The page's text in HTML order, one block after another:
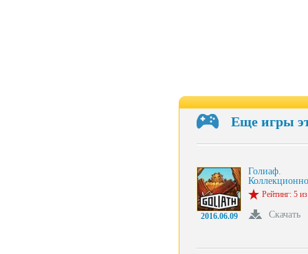
Еще игры
2016.06.09
Голиаф.
Рейтинг: 5
Скачать